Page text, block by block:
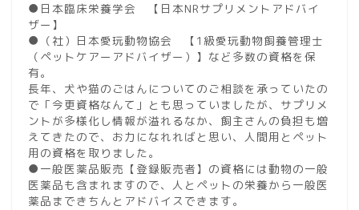
●日本臨床栄養学会 【日本NRサプリメントアドバイ
ザー】
●（社）日本愛玩動物協会 【1級愛玩動物飼養管理士
（ペットケアーアドバイザー）】など多数の資格を保
有。
長年、犬や猫のごはんについてのご相談を承っていたの
で「今更資格なんて」とも思っていましたが、サプリメ
ントが多様化し情報が溢れるなか、飼主さんの負担も増
えてきたので、お力になれればと思い、人間用とペット
用の資格を取りました。
●一般医薬品販売【登録販売者】の資格には動物の一般
医薬品も含まれますので、人とペットの栄養から一般医
薬品まできちんとアドバイスできます。